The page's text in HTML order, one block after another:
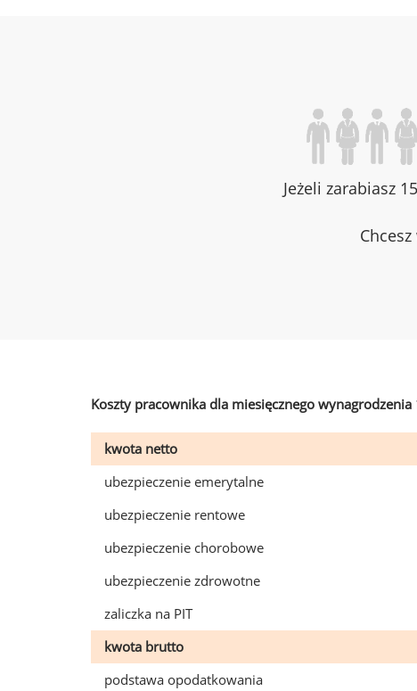
Jeżeli zarabiasz
Koszty pracownika dla miesięcznego
kwota netto
ubezpieczenie emerytalne
ubezpieczenie rentowe
ubezpieczenie chorobowe
ubezpieczenie zdrowotne
zaliczka na PIT
kwota brutto
podstawa opodatkowania